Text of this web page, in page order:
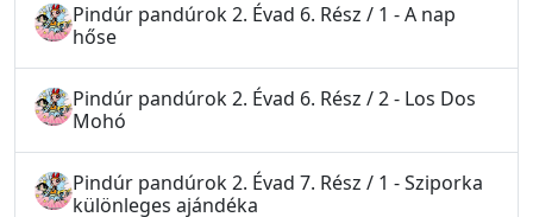
Pindúr pandúrok 2. Évad 6. Rész / 1 - A nap
hőse
Pindúr pandúrok 2. Évad 6. Rész / 2 - Los Dos
Mohó
Pindúr pandúrok 2. Évad 7. Rész / 1 - Sziporka
különleges ajándéka